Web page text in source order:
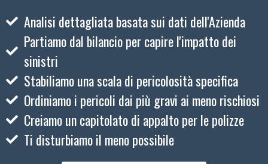
Analisi dettagliata basata sui dati dell'Azienda
Partiamo dal bilancio per capire l'impatto dei
sinistri
Stabiliamo una scala di pericolosità specifica
Ordiniamo i pericoli dai più gravi ai meno rischiosi
Creiamo un capitolato di appalto per le polizze
Ti disturbiamo il meno possibile